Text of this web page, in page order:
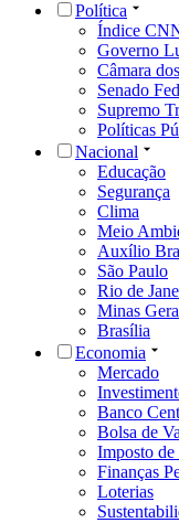
Política
Índice
Governo
Câmara
Senado
Supremo
Políticas
Nacional
Educação
Segurança
Clima
Meio
Auxílio
São Paulo
Rio de
Minas
Brasília
Economia
Mercado
Banco
Bolsa de
Imposto de
Finanças
Loterias